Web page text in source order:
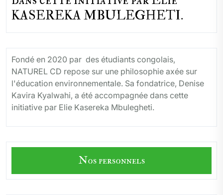
KASEREKA MBULEGHETI.
Fondé en 2020 par des étudiants congolais,
NATUREL CD repose sur une philosophie axée sur
l'éducation environnementale. Sa fondatrice, Denise
Kavira Kyalwahi, a été accompagnée dans cette
initiative par Elie Kasereka Mbulegheti.
Nos personnels